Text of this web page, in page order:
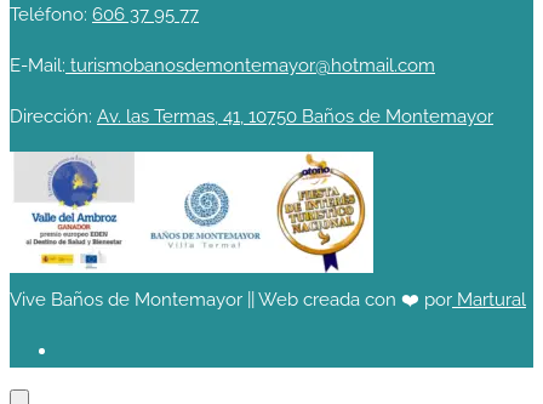
Teléfono: 606 37 95 77
E-Mail: turismobanosdemontemayor@hotmail.com
Dirección: Av. las Termas, 41, 10750 Baños de Montemayor
Vive Baños de Montemayor || Web creada con ❤️ por Martural